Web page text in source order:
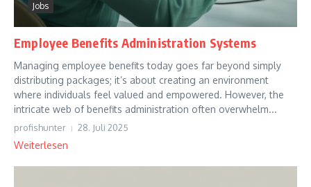
Jobs
Employee Benefits Administration Systems
Managing employee benefits today goes far beyond simply
distributing packages; it’s about creating an environment
where individuals feel valued and empowered. However, the
intricate web of benefits administration often overwhelm...
profishunter 28. Juli 2025
Weiterlesen